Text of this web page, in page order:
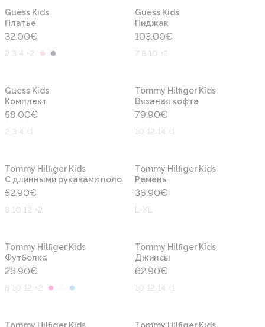
Guess Kids
Платье
32.00€
2 3 4 +2
Guess Kids
Пиджак
103.00€
7 8 10 +1
Guess Kids
Комплект
58.00€
2 3 4 +1
Tommy Hilfiger Kids
Вязаная кофта
79.90€
10 12 14 +1
Tommy Hilfiger Kids
С длинными рукавами поло
52.90€
8 10 12 +2
Tommy Hilfiger Kids
Ремень
36.90€
L-XL
Tommy Hilfiger Kids
Футболка
26.90€
8 10 12 +2
Tommy Hilfiger Kids
Джинсы
62.90€
10 12 14 +1